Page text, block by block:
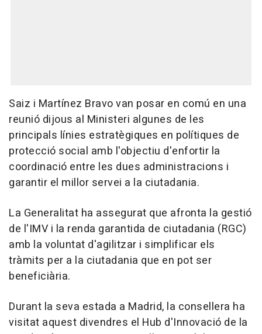
Saiz i Martínez Bravo van posar en comú en una
reunió dijous al Ministeri algunes de les
principals línies estratègiques en polítiques de
protecció social amb l'objectiu d'enfortir la
coordinació entre les dues administracions i
garantir el millor servei a la ciutadania.
La Generalitat ha assegurat que afronta la gestió
de l'IMV i la renda garantida de ciutadania (RGC)
amb la voluntat d'agilitzar i simplificar els
tràmits per a la ciutadania que en pot ser
beneficiària.
Durant la seva estada a Madrid, la consellera ha
visitat aquest divendres el Hub d'Innovació de la